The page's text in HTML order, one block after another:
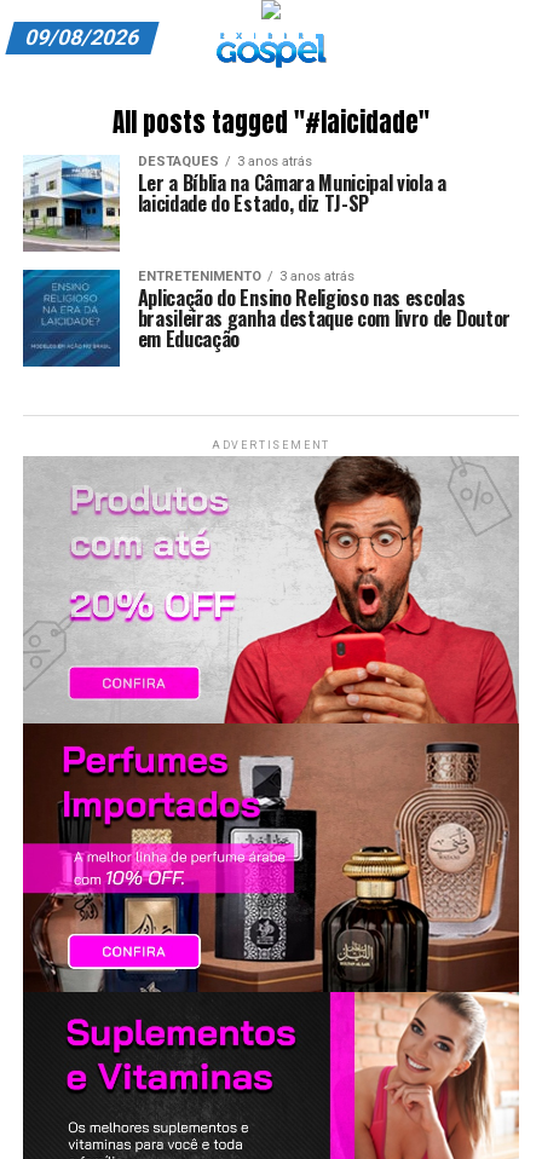
ASSINE
CARRINHO
EDITORIAL
ENTREVISTAS
FINALIZAR COMPRA
HOME
LANÇAMENTOS
09/08/2026
All posts tagged "#laicidade"
DESTAQUES 3 anos atrás
Ler a Bíblia na Câmara Municipal viola a
laicidade do Estado, diz TJ-SP
ENTRETENIMENTO 3 anos atrás
Aplicação do Ensino Religioso nas escolas
brasileiras ganha destaque com livro de Doutor
em Educação
ADVERTISEMENT